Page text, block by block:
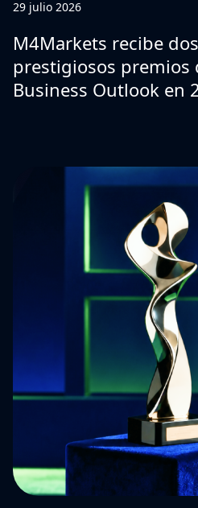
29 julio 2026
M4Markets recibe dos
prestigiosos premios
Business Outlook en